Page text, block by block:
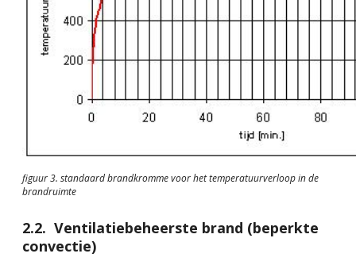
figuur 3. standaard brandkromme voor het temperatuurverloop in de
brandruimte
Ventilatiebeheerste brand (beperkte
convectie)